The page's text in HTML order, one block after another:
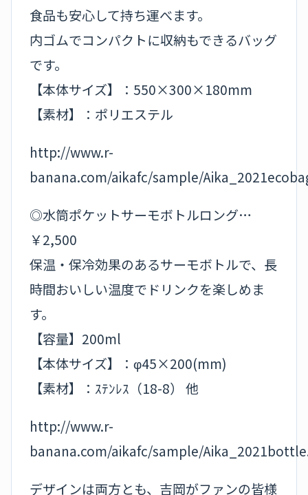
食品も安心して持ち運べます。
内ゴムでコンパクトに収納もできるバッグ
です。
【本体サイズ】：550×300×180mm
【素材】：ポリエステル
http://www.r-
banana.com/aikafc/sample/
◎水筒ポケットサーモボトルロング…
￥2,500
保温・保冷効果のあるサーモボトルで、長
時間おいしい温度でドリンクを楽しめま
す。
【容量】200ml
【本体サイズ】：φ45×200(mm)
【素材】：ｽﾃﾝﾚｽ（18-8） 他
http://www.r-
banana.com/aikafc/sample/
デザインは両方とも、吉岡がファンの皆様